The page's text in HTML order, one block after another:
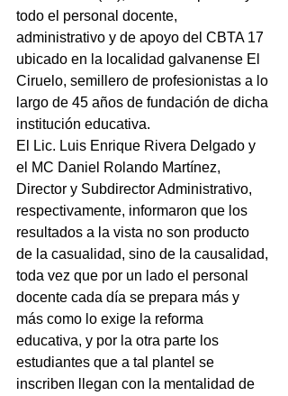
todo el personal docente,
administrativo y de apoyo del CBTA 17
ubicado en la localidad galvanense El
Ciruelo, semillero de profesionistas a lo
largo de 45 años de fundación de dicha
institución educativa.
El Lic. Luis Enrique Rivera Delgado y
el MC Daniel Rolando Martínez,
Director y Subdirector Administrativo,
respectivamente, informaron que los
resultados a la vista no son producto
de la casualidad, sino de la causalidad,
toda vez que por un lado el personal
docente cada día se prepara más y
más como lo exige la reforma
educativa, y por la otra parte los
estudiantes que a tal plantel se
inscriben llegan con la mentalidad de